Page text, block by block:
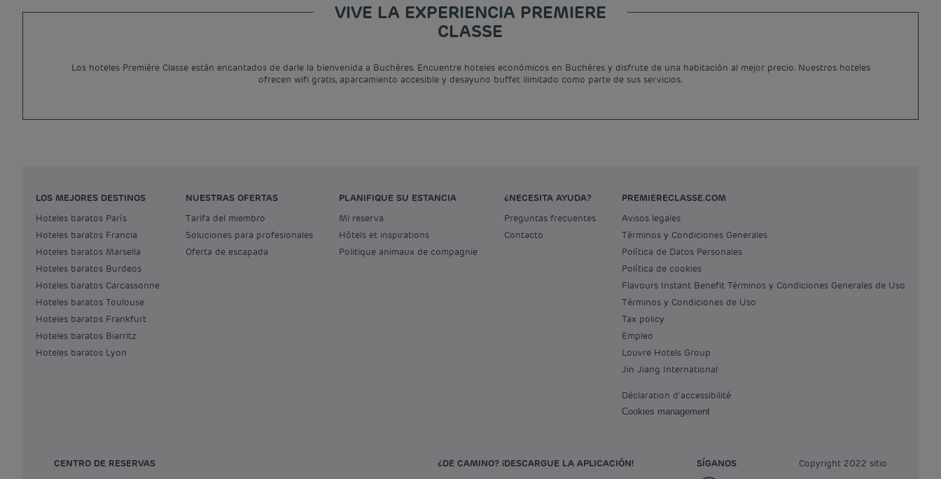
VIVE LA EXPERIENCIA PREMIERE
CLASSE
Los hoteles Première Classe están encantados de darle la bienvenida a Buchères. Encuentre hoteles económicos en Buchères y disfrute de una habitación al mejor precio. Nuestros hoteles
ofrecen wifi gratis, aparcamiento accesible y desayuno buffet ilimitado como parte de sus servicios.
LOS MEJORES DESTINOS
Hoteles baratos París
Hoteles baratos Francia
Hoteles baratos Marsella
Hoteles baratos Burdeos
Hoteles baratos Carcassonne
Hoteles baratos Toulouse
Hoteles baratos Frankfurt
Hoteles baratos Biarritz
Hoteles baratos Lyon
NUESTRAS OFERTAS
Tarifa del miembro
Soluciones para profesionales
Oferta de escapada
PLANIFIQUE SU ESTANCIA
Mi reserva
Hôtels et inspirations
Politique animaux de compagnie
¿NECESITA AYUDA?
Preguntas frecuentes
Contacto
PREMIERECLASSE.COM
Avisos legales
Términos y Condiciones Generales
Política de Datos Personales
Política de cookies
Flavours Instant Benefit Términos y Condiciones Generales de Uso
Términos y Condiciones de Uso
Tax policy
Empleo
Louvre Hotels Group
Jin Jiang International
Déclaration d'accessibilité
Cookies management
CENTRO DE RESERVAS ¿DE CAMINO? ¡DESCARGUE LA APLICACIÓN! SÍGANOS Copyright 2022 sitio